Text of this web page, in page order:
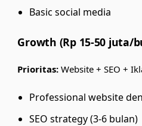
Basic social media
Growth (Rp 15-50 juta/
Prioritas: Website + SEO +
Professional website
SEO strategy (3-6 bulan)